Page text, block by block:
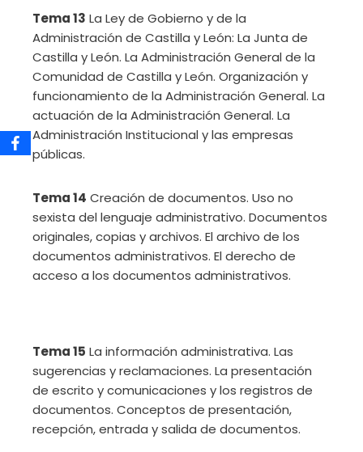
Tema 13 La Ley de Gobierno y de la
Administración de Castilla y León: La Junta de
Castilla y León. La Administración General de la
Comunidad de Castilla y León. Organización y
funcionamiento de la Administración General. La
actuación de la Administración General. La
Administración Institucional y las empresas
públicas.
Tema 14 Creación de documentos. Uso no
sexista del lenguaje administrativo. Documentos
originales, copias y archivos. El archivo de los
documentos administrativos. El derecho de
acceso a los documentos administrativos.
Tema 15 La información administrativa. Las
sugerencias y reclamaciones. La presentación
de escrito y comunicaciones y los registros de
documentos. Conceptos de presentación,
recepción, entrada y salida de documentos.